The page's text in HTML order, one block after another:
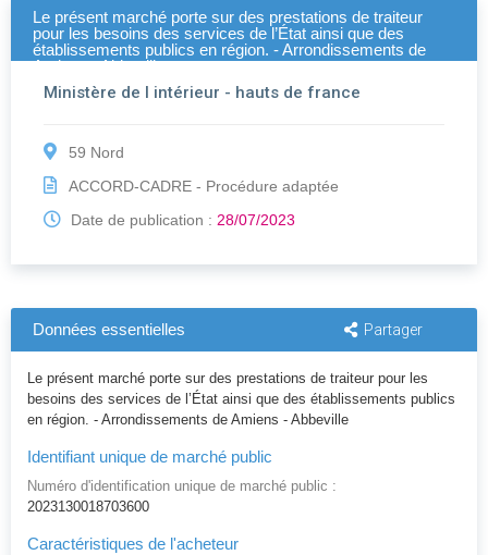
Le présent marché porte sur des prestations de traiteur
pour les besoins des services de l’État ainsi que des
établissements publics en région. - Arrondissements de
Amiens - Abbeville
Ministère de l intérieur - hauts de france
59 Nord
ACCORD-CADRE - Procédure adaptée
Date de publication : 28/07/2023
Données essentielles Partager
Le présent marché porte sur des prestations de traiteur pour les
besoins des services de l’État ainsi que des établissements publics
en région. - Arrondissements de Amiens - Abbeville
Identifiant unique de marché public
Numéro d'identification unique de marché public :
2023130018703600
Caractéristiques de l'acheteur